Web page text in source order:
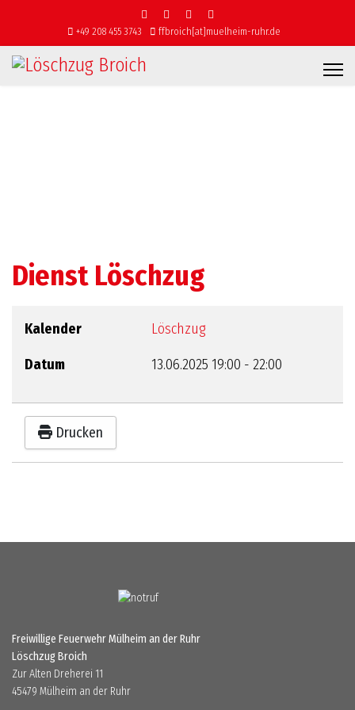
+49 208 455 3743 ffbroich[at]muelheim-ruhr.de
Dienst Löschzug
Kalender Löschzug
Datum 13.06.2025 19:00 - 22:00
Drucken
Freiwillige Feuerwehr Mülheim an der Ruhr
Löschzug Broich
Zur Alten Dreherei 11
45479 Mülheim an der Ruhr